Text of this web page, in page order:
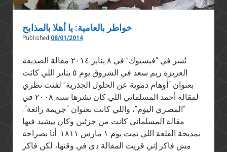
خواطر بالعامية: يا أهلا بالمذابح
Published 08/01/2014
نُشر في “فيسبوك” في ٨ يناير ٢٠١٤ مقالة الصديقة
العزيزة ريم سعد في الشروق يوم ٥ يناير اللي كانت
بعنوان “أوهام دموية عن الحلول الجذرية” لفتت نظري
لمقالة أحمد المسلماني اللي كان نشرها سنة ٢٠٠٨ في
“المصري اليوم”، واللي كانت بعنوان “جريمة رائعة“.
مقالة المسلماني كانت من جزئين وكان بيشيد فيها
بمذبحة القلعة اللي تمت يوم ١ مارس ١٨١١. أنا بصراحة
مش فاكر إني قريت المقالة دي في وقتها، لكن فاكر